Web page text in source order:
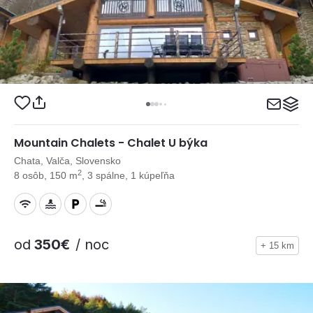
Mountain Chalets - Chalet U býka
Chata, Valča, Slovensko
8 osôb, 150 m2 , 3 spálne, 1 kúpeľňa
od 350€ / noc + 15 km